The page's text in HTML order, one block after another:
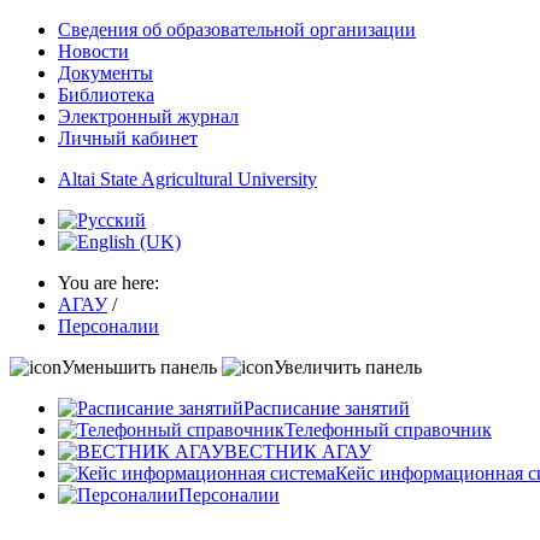
Сведения об образовательной организации
Новости
Документы
Библиотека
Электронный журнал
Личный кабинет
Altai State Agricultural University
You are here:
АГАУ /
Персоналии
Уменьшить панель
Увеличить панель
Расписание занятий
Телефонный справочник
ВЕСТНИК АГАУ
Кейс информационная
Персоналии